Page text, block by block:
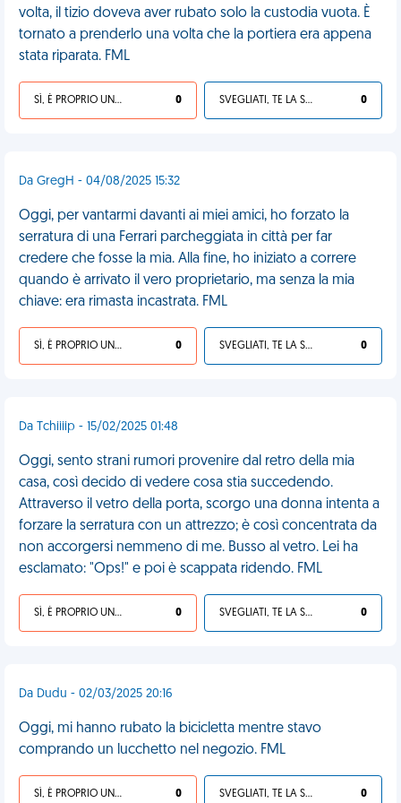
volta, il tizio doveva aver rubato solo la custodia vuota. È
tornato a prenderlo una volta che la portiera era appena
stata riparata. FML
SÌ, È PROPRIO UNA VDM! 0 SVEGLIATI, TE LA SEI CERCATA! 0
Da GregH - 04/08/2025 15:32
Oggi, per vantarmi davanti ai miei amici, ho forzato la
serratura di una Ferrari parcheggiata in città per far
credere che fosse la mia. Alla fine, ho iniziato a correre
quando è arrivato il vero proprietario, ma senza la mia
chiave: era rimasta incastrata. FML
SÌ, È PROPRIO UNA VDM! 0 SVEGLIATI, TE LA SEI CERCATA! 0
Da Tchiiiip - 15/02/2025 01:48
Oggi, sento strani rumori provenire dal retro della mia
casa, così decido di vedere cosa stia succedendo.
Attraverso il vetro della porta, scorgo una donna intenta a
forzare la serratura con un attrezzo; è così concentrata da
non accorgersi nemmeno di me. Busso al vetro. Lei ha
esclamato: "Ops!" e poi è scappata ridendo. FML
SÌ, È PROPRIO UNA VDM! 0 SVEGLIATI, TE LA SEI CERCATA! 0
Da Dudu - 02/03/2025 20:16
Oggi, mi hanno rubato la bicicletta mentre stavo
comprando un lucchetto nel negozio. FML
SÌ, È PROPRIO UNA VDM! 0 SVEGLIATI, TE LA SEI CERCATA! 0